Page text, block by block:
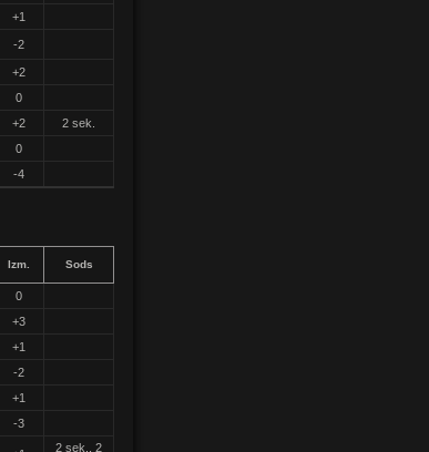
+1
-2
+2
0
+2
2 sek.
0
-4
Izm. Sods
0
+3
+1
-2
+1
-3
2 sek., 2